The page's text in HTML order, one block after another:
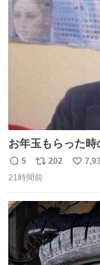
数
お年玉もらっ
返
信
5
リ
ポ
ト
数
202
い
数
21時間前